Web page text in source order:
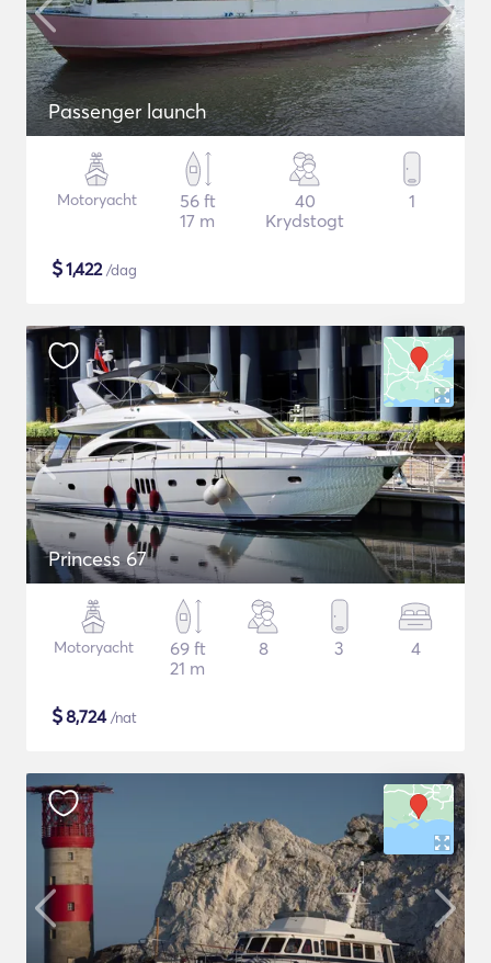
Passenger launch
Motoryacht
56 ft
17 m
40
Krydstogt
1
$1,422/dag
Princess 67
Motoryacht
69 ft
21 m
8 3 4
$8,724/nat